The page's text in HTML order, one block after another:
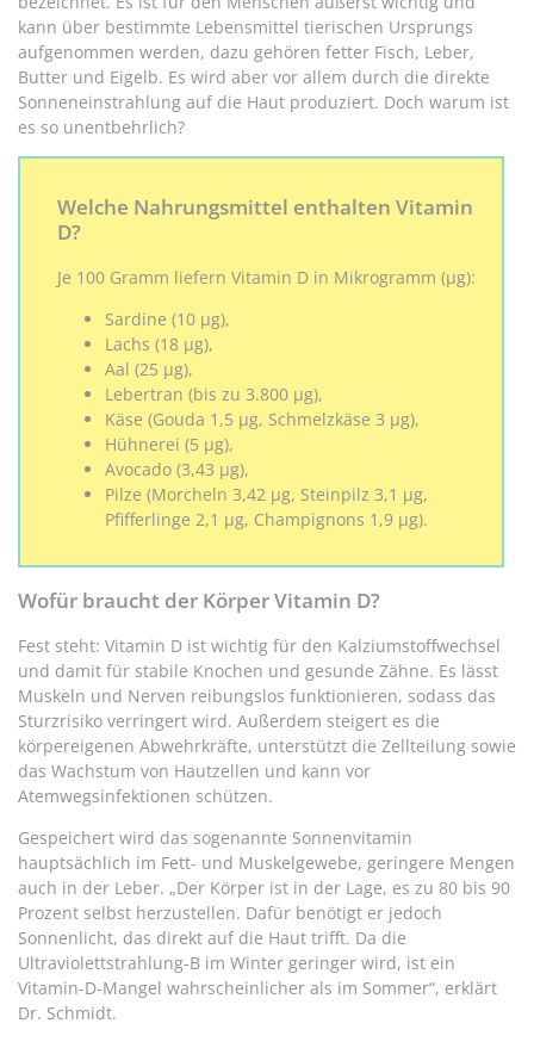
kann über bestimmte Lebensmittel tierischen Ursprungs
aufgenommen werden, dazu gehören fetter Fisch, Leber,
Butter und Eigelb. Es wird aber vor allem durch die direkte
Sonneneinstrahlung auf die Haut produziert. Doch warum ist
es so unentbehrlich?
Welche Nahrungsmittel enthalten Vitamin
D?
Je 100 Gramm liefern Vitamin D in Mikrogramm (μg):
Sardine (10 μg),
Lachs (18 μg),
Aal (25 μg),
Lebertran (bis zu 3.800 μg),
Käse (Gouda 1,5 μg, Schmelzkäse 3 μg),
Hühnerei (5 μg),
Avocado (3,43 μg),
Pilze (Morcheln 3,42 μg, Steinpilz 3,1 μg,
Pfifferlinge 2,1 μg, Champignons 1,9 μg).
Wofür braucht der Körper Vitamin D?
Fest steht: Vitamin D ist wichtig für den Kalziumstoffwechsel
und damit für stabile Knochen und gesunde Zähne. Es lässt
Muskeln und Nerven reibungslos funktionieren, sodass das
Sturzrisiko verringert wird. Außerdem steigert es die
körpereigenen Abwehrkräfte, unterstützt die Zellteilung sowie
das Wachstum von Hautzellen und kann vor
Atemwegsinfektionen schützen.
Gespeichert wird das sogenannte Sonnenvitamin
hauptsächlich im Fett- und Muskelgewebe, geringere Mengen
auch in der Leber. „Der Körper ist in der Lage, es zu 80 bis 90
Prozent selbst herzustellen. Dafür benötigt er jedoch
Sonnenlicht, das direkt auf die Haut trifft. Da die
Ultraviolettstrahlung-B im Winter geringer wird, ist ein
Vitamin-D-Mangel wahrscheinlicher als im Sommer“, erklärt
Dr. Schmidt.